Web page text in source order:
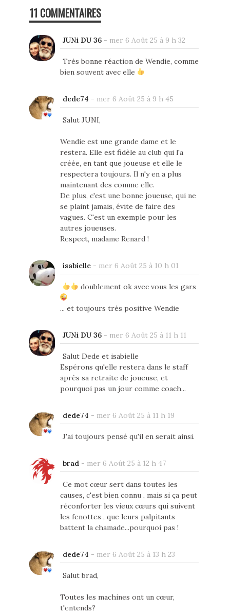
11 COMMENTAIRES
JUNi DU 36- mer 6 Août 25 à 9 h 32
Très bonne réaction de Wendie, comme
bien souvent avec elle
dede74 - mer 6 Août 25 à 9 h 45
Salut JUNI,
Wendie est une grande dame et le
restera. Elle est fidèle au club qui l'a
créée, en tant que joueuse et elle le
respectera toujours. Il n'y en a plus
maintenant des comme elle.
De plus, c'est une bonne joueuse, qui ne
se plaint jamais, évite de faire des
vagues. C'est un exemple pour les
autres joueuses.
Respect, madame Renard !
isabielle- mer 6 Août 25 à 10 h 01
doublement ok avec vous les gars
... et toujours très positive Wendie
JUNi DU 36- mer 6 Août 25 à 11 h 11
Salut Dede et isabielle
Espérons qu'elle restera dans le staff
après sa retraite de joueuse, et
pourquoi pas un jour comme coach...
dede74 - mer 6 Août 25 à 11 h 19
J'ai toujours pensé qu'il en serait ainsi.
brad - mer 6 Août 25 à 12 h 47
Ce mot cœur sert dans toutes les
causes, c'est bien connu , mais si ça peut
réconforter les vieux cœurs qui suivent
les fenottes , que leurs palpitants
battent la chamade...pourquoi pas !
dede74 - mer 6 Août 25 à 13 h 23
Salut brad,
Toutes les machines ont un cœur,
t'entends?